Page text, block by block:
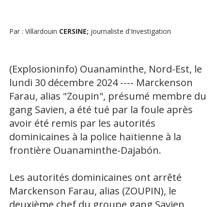
Par : Villardouin CERSINE; journaliste d'Investigation
(Explosioninfo) Ouanaminthe, Nord-Est, le
lundi 30 décembre 2024 ---- Marckenson
Farau, alias "Zoupin", présumé membre du
gang Savien, a été tué par la foule après
avoir été remis par les autorités
dominicaines à la police haïtienne à la
frontière Ouanaminthe-Dajabón.
Les autorités dominicaines ont arrêté
Marckenson Farau, alias (ZOUPIN), le